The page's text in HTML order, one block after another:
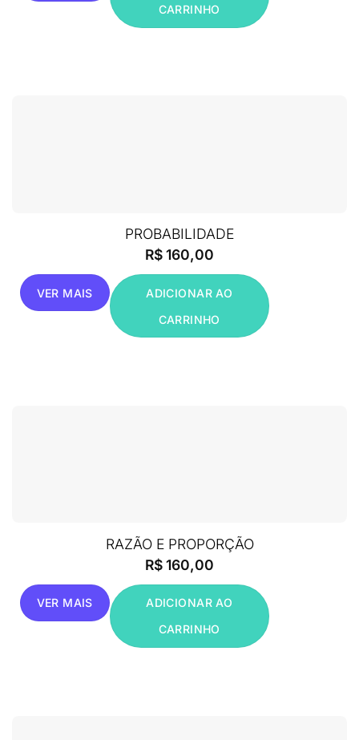
CARRINHO
PROBABILIDADE
R$160,00
VER MAIS
ADICIONAR AO
CARRINHO
RAZÃO E PROPORÇÃO
R$160,00
VER MAIS
ADICIONAR AO
CARRINHO